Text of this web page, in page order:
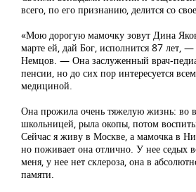
всего, по его признанию, делится со
«Мою дорогую мамочку зовут Дина
марте ей, дай Бог, исполнится 87 лет, —
Немцов. — Она заслуженный врач-
пенсии, но до сих пор интересуется
медициной.
Она прожила очень тяжелую жизнь: во
школьницей, рыла окопы, потом
Сейчас я живу в Москве, а мамочка в
но поживает она отлично. У нее седых
меня, у нее нет склероза, она в
памяти.